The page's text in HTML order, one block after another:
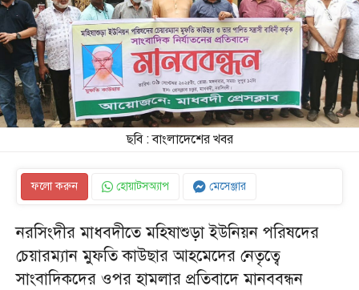
ছবি : বাংলাদেশের খবর
ফলো করুন হোয়াটসঅ্যাপ মেসেঞ্জার
নরসিংদীর মাধবদীতে মহিষাশুড়া ইউনিয়ন পরিষদের
চেয়ারম্যান মুফতি কাউছার আহমেদের নেতৃত্বে
সাংবাদিকদের ওপর হামলার প্রতিবাদে মানববন্ধন